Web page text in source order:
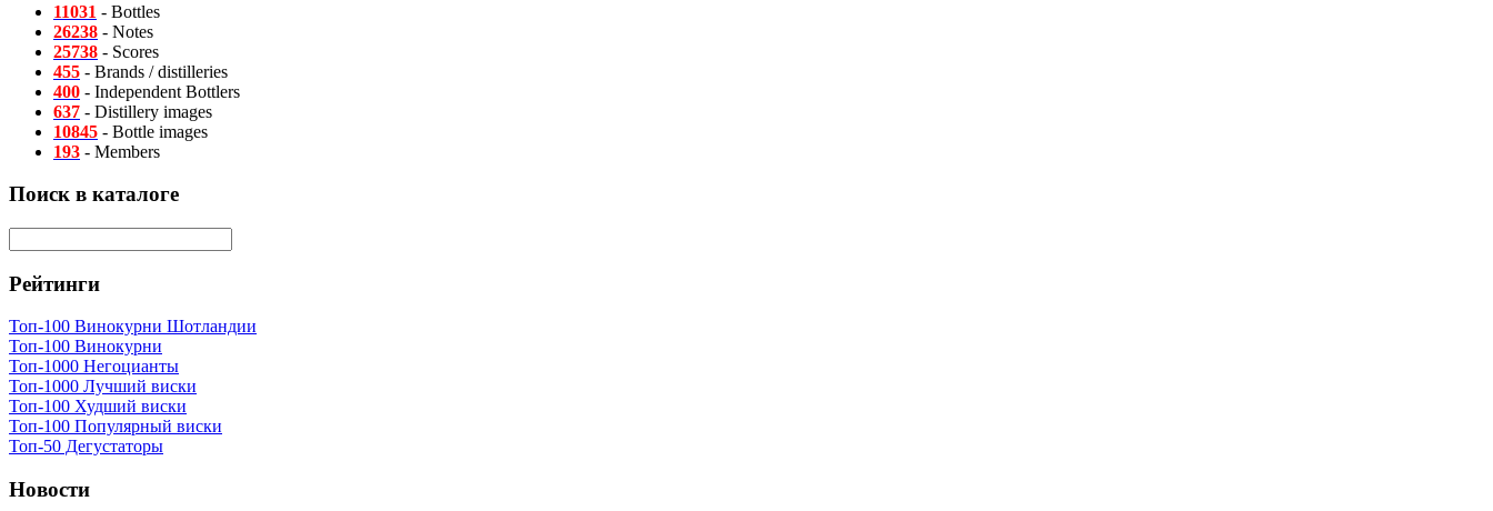
11031 - Bottles
26238 - Notes
25738 - Scores
455 - Brands / distilleries
400 - Independent Bottlers
637 - Distillery images
10845 - Bottle images
193 - Members
Поиск в каталоге
Рейтинги
Топ-100 Винокурни Шотландии
Топ-100 Винокурни
Топ-1000 Негоцианты
Топ-1000 Лучший виски
Топ-100 Худший виски
Топ-100 Популярный виски
Топ-50 Дегустаторы
Новости